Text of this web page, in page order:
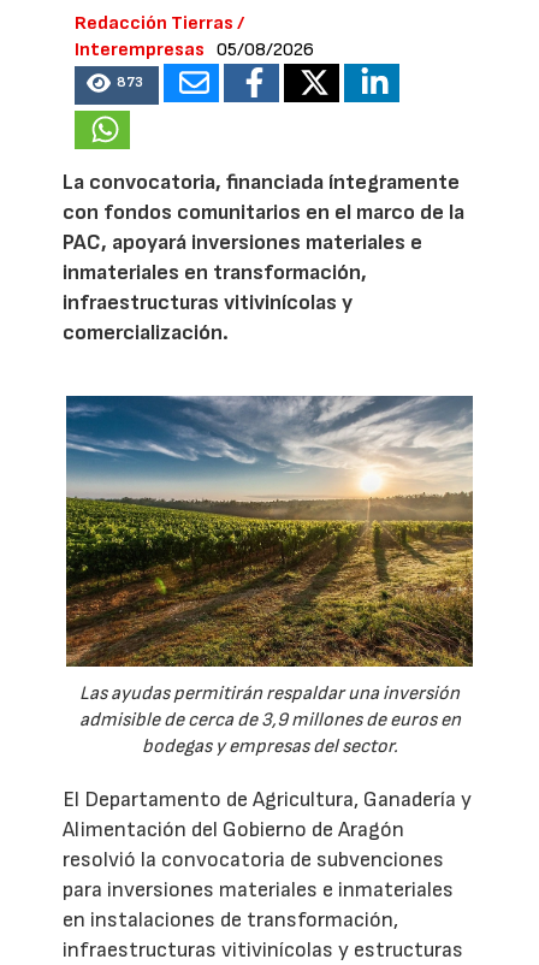
Redacción Tierras /
Interempresas
05/08/2026
873
La convocatoria, financiada íntegramente
con fondos comunitarios en el marco de la
PAC, apoyará inversiones materiales e
inmateriales en transformación,
infraestructuras vitivinícolas y
comercialización.
Las ayudas permitirán respaldar una inversión
admisible de cerca de 3,9 millones de euros en
bodegas y empresas del sector.
El Departamento de Agricultura, Ganadería y
Alimentación del Gobierno de Aragón
resolvió la convocatoria de subvenciones
para inversiones materiales e inmateriales
en instalaciones de transformación,
infraestructuras vitivinícolas y estructuras